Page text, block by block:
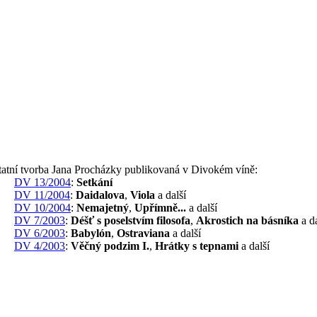
tvorba Jana Procházky publikovaná v Divokém víně:
DV 13/2004: Setkání
DV 11/2004: Daidalova, Viola a další
DV 10/2004: Nemajetný, Upřímně... a další
DV 7/2003: Déšť s poselstvím filosofa, Akrostich na básníka a
DV 6/2003: Babylón, Ostraviana a další
DV 4/2003: Věčný podzim I., Hrátky s tepnami a další